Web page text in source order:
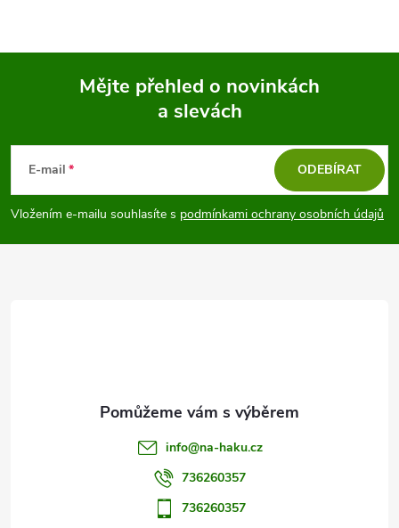
p
a
Mějte přehled o novinkách
a slevách
E-mail
Vložením e-mailu souhlasíte s podmínkami ochrany osobních údajů
ODEBÍRAT
info@na-haku.cz
736260357
736260357